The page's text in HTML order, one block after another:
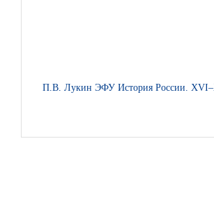
П.В. Лукин ЭФУ История России.